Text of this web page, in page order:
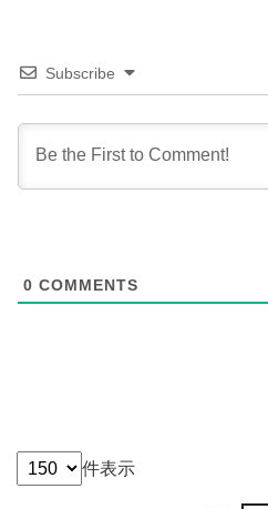
Subscribe
0 COMMENTS
件表示